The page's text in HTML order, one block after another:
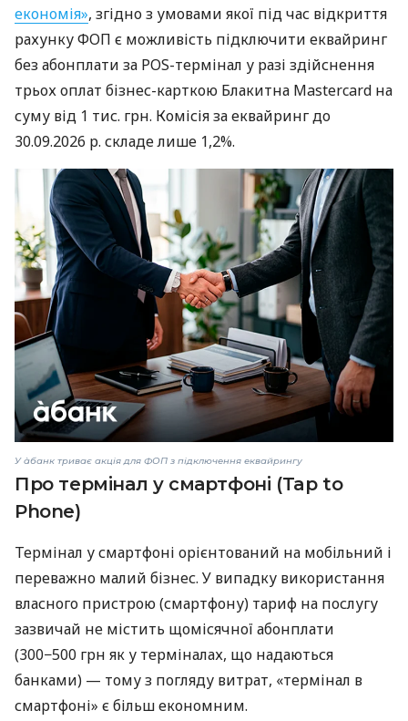
економія», згідно з умовами якої під час відкриття
рахунку ФОП є можливість підключити еквайринг
без абонплати за POS-термінал у разі здійснення
трьох оплат бізнес-карткою Блакитна Mastercard на
суму від 1 тис. грн. Комісія за еквайринг до
30.09.2026 р. складе лише 1,2%.
У àбанк триває акція для ФОП з підключення еквайрингу
Про термінал у смартфоні (Tap to
Phone)
Термінал у смартфоні орієнтований на мобільний і
переважно малий бізнес. У випадку використання
власного пристрою (смартфону) тариф на послугу
зазвичай не містить щомісячної абонплати
(300−500 грн як у терміналах, що надаються
банками) — тому з погляду витрат, «термінал в
смартфоні» є більш економним.